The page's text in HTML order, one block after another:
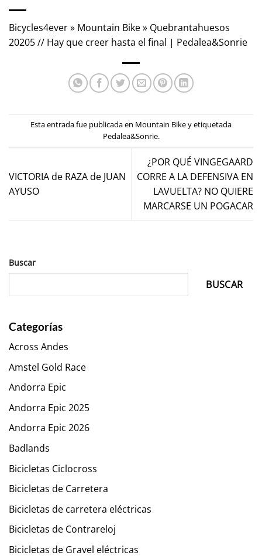
Bicycles4ever» Mountain Bike» Quebrantahuesos
20205 // Hay que creer hasta el final | Pedalea&Sonrie
Esta entrada fue publicada en Mountain Bikey etiquetada
Pedalea&Sonrie.
VICTORIA de RAZA de JUAN
AYUSO
¿POR QUÉ VINGEGAARD
CORRE A LA DEFENSIVA EN
LAVUELTA? NO QUIERE
MARCARSE UN POGACAR
Buscar
BUSCAR
Categorías
Across Andes
Amstel Gold Race
Andorra Epic
Andorra Epic 2025
Andorra Epic 2026
Badlands
Bicicletas Ciclocross
Bicicletas de Carretera
Bicicletas de carretera eléctricas
Bicicletas de Contrareloj
Bicicletas de Gravel eléctricas